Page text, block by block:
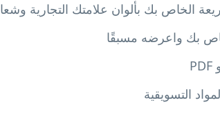
الخاص بك بألوان علامتك التجارية
بك واعرضه مسبقًا
التسويقية